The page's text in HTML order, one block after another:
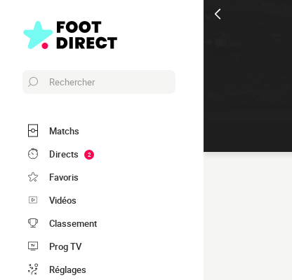
Rechercher
Matchs
Directs
2
Favoris
Vidéos
Classement
Prog TV
Réglages